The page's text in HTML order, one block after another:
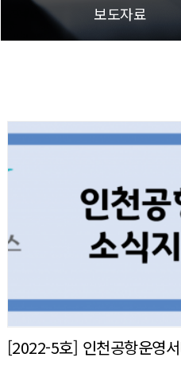
보도자료